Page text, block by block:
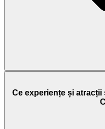
Ce experiențe și